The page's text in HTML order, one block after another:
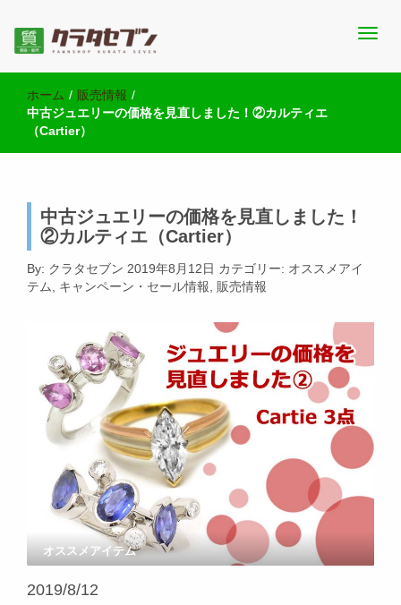
池袋の質屋クラタセブン 公式BLOG
績・販売商品情報や雑記をお届けします。
ホーム / 販売情報 /
中古ジュエリーの価格を見直しました！②カルティエ
（Cartier）
中古ジュエリーの価格を見直しました！
②カルティエ（Cartier）
By: クラタセブン 2019年8月12日 カテゴリー: オススメアイ
テム
キャンペーン・セール情報 販売情報
オススメアイテム
2019/8/12